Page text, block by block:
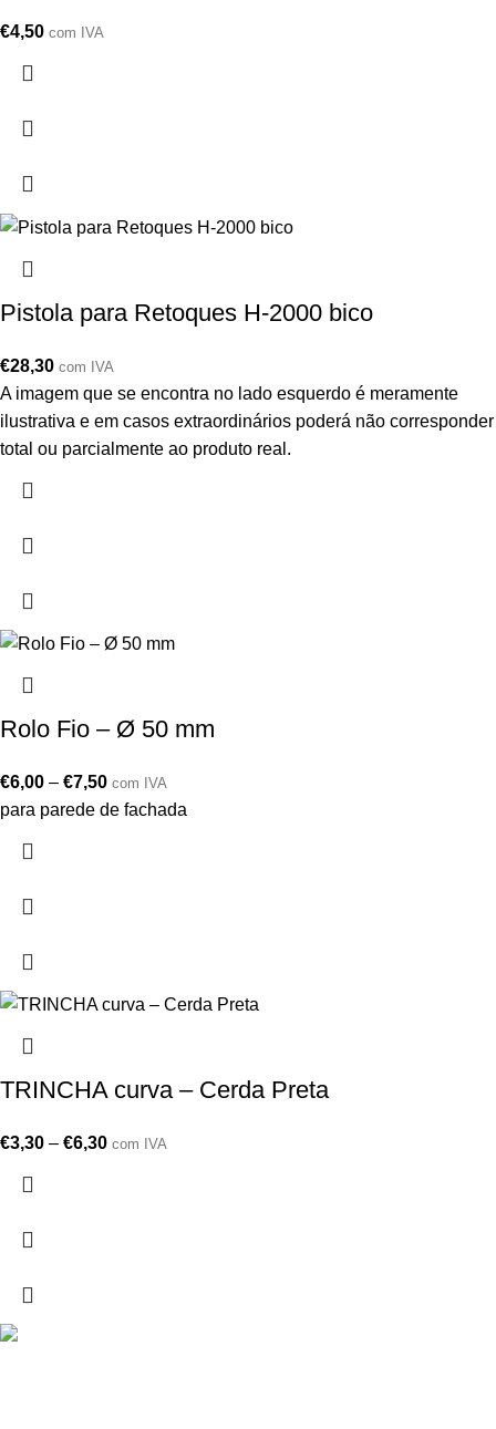
€4,50 com IVA
Pistola para Retoques H-2000 bico
€28,30 com IVA
A imagem que se encontra no lado esquerdo é meramente
ilustrativa e em casos extraordinários poderá não corresponder
total ou parcialmente ao produto real.
Rolo Fio – Ø 50 mm
€6,00 – €7,50 com IVA
para parede de fachada
TRINCHA curva – Cerda Preta
€3,30 – €6,30 com IVA